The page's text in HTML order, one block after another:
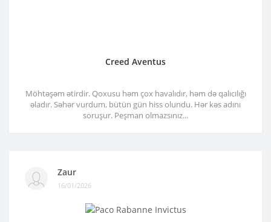
Creed Aventus
Möhtəşəm ətirdir. Qoxusu həm çox havalıdır, həm də qalıcılığı
əladır. Səhər vurdum, bütün gün hiss olundu. Hər kəs adını
soruşur. Peşman olmazsınız...
Zaur
16/01/2026